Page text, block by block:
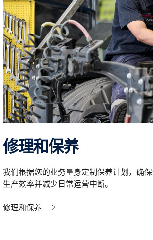
修理和保养
我们根据您的业务量身定制保养计划，确
生产效率并减少日常运营中断。
修理和保养